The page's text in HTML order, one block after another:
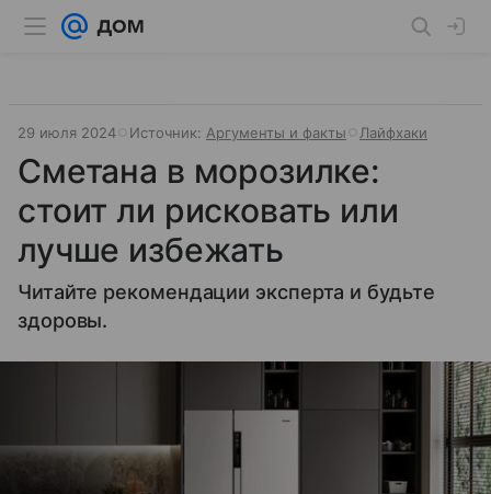
29 июля 2024 Источник: Аргументы и факты Лайфхаки
Сметана в морозилке:
стоит ли рисковать или
лучше избежать
Читайте рекомендации эксперта и будьте
здоровы.